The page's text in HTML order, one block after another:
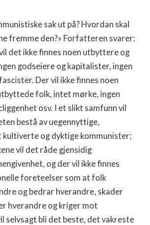
sak ut på? Hvordan skal
fremme den?» Forfatteren svarer:
det ikke finnes noen utbyttere og
godseiere og kapitalister, ingen
Der vil ikke finnes noen
folk, intet mørke, ingen
osv. I et slikt samfunn vil
bestå av uegennyttige,
kultiverte og dyktige kommunister;
vil det råde gjensidig
og der vil ikke finnes
foreteelser som at folk
og bedrar hverandre, skader
hverandre og kriger mot
selvsagt bli det beste, det vakreste